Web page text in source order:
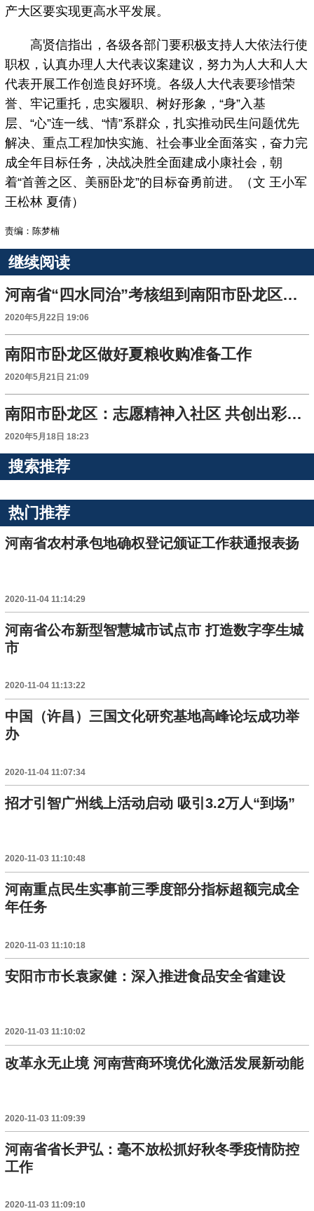
产大区要实现更高水平发展。
高贤信指出，各级各部门要积极支持人大依法行使
职权，认真办理人大代表议案建议，努力为人大和人大
代表开展工作创造良好环境。各级人大代表要珍惜荣
誉、牢记重托，忠实履职、树好形象，“身”入基
层、“心”连一线、“情”系群众，扎实推动民生问题优先
解决、重点工程加快实施、社会事业全面落实，奋力完
成全年目标任务，决战决胜全面建成小康社会，朝
着“首善之区、美丽卧龙”的目标奋勇前进。（文 王小军
王松林 夏倩）
责编：陈梦楠
继续阅读
河南省“四水同治”考核组到南阳市卧龙区检查指导工作
2020年5月22日 19:06
南阳市卧龙区做好夏粮收购准备工作
2020年5月21日 21:09
南阳市卧龙区：志愿精神入社区 共创出彩文明城
2020年5月18日 18:23
搜索推荐
热门推荐
河南省农村承包地确权登记颁证工作获通报表扬
2020-11-04 11:14:29
河南省公布新型智慧城市试点市 打造数字孪生城
市
2020-11-04 11:13:22
中国（许昌）三国文化研究基地高峰论坛成功举
办
2020-11-04 11:07:34
招才引智广州线上活动启动 吸引3.2万人“到场”
2020-11-03 11:10:48
河南重点民生实事前三季度部分指标超额完成全
年任务
2020-11-03 11:10:18
安阳市市长袁家健：深入推进食品安全省建设
2020-11-03 11:10:02
改革永无止境 河南营商环境优化激活发展新动能
2020-11-03 11:09:39
河南省省长尹弘：毫不放松抓好秋冬季疫情防控
工作
2020-11-03 11:09:10